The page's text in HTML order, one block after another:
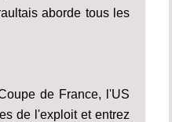
aborde tous les
de France, l'US
de l'exploit et entrez